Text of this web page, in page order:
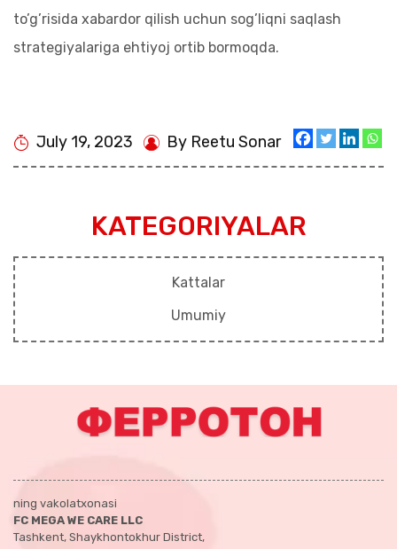
to’g’risida xabardor qilish uchun sog’liqni saqlash
strategiyalariga ehtiyoj ortib bormoqda.
July 19, 2023 By Reetu Sonar
KATEGORIYALAR
Kattalar
Umumiy
ning vakolatxonasi
FC MEGA WE CARE LLC
Tashkent, Shaykhontokhur District,